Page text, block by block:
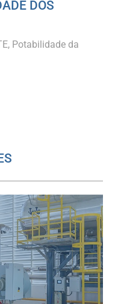
DOS
Potabilidade da